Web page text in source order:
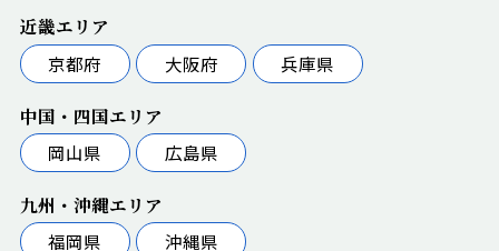
近畿エリア
京都府
大阪府 兵庫県
中国・四国エリア
岡山県
広島県
九州・沖縄エリア
福岡県
沖縄県